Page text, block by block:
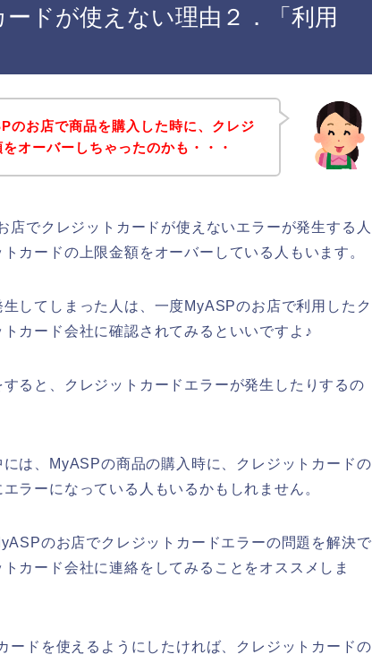
ドが使えない理由２．「利用
のお店で商品を購入した時に、クレジ
オーバーしちゃったのかも・・・
でクレジットカードが使えないエラーが発生する人
カードの上限金額をオーバーしている人もいます。
してしまった人は、一度MyASPのお店で利用したク
カード会社に確認されてみるといいですよ♪
ると、クレジットカードエラーが発生したりするの
は、MyASPの商品の購入時に、クレジットカードの
ラーになっている人もいるかもしれません。
のお店でクレジットカードエラーの問題を解決で
カード会社に連絡をしてみることをオススメしま
ードを使えるようにしたければ、クレジットカードの